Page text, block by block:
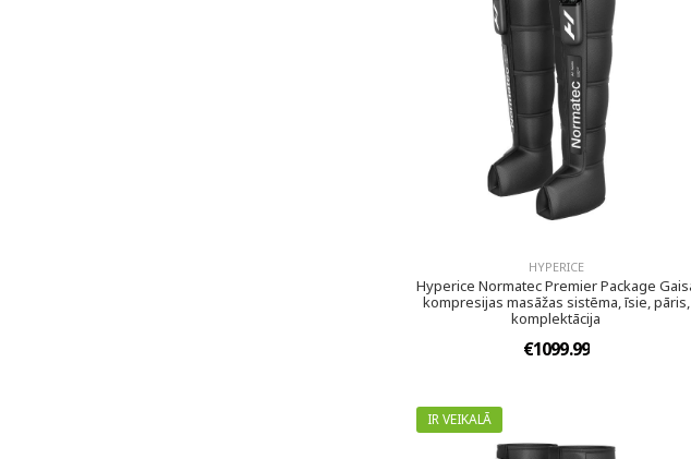
HYPERICE
Hyperice Normatec Premier Package
kompresijas masāžas sistēma, īsie, pāris,
komplektācija
€1099.99
IR VEIKALĀ